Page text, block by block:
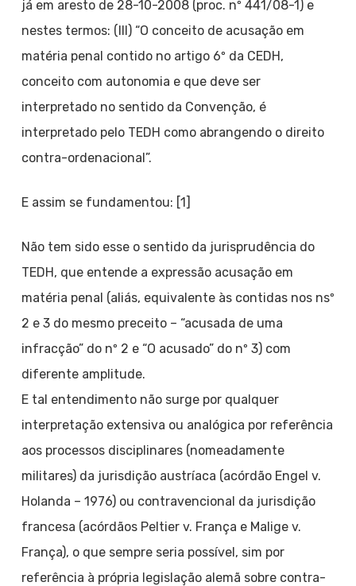
já em aresto de 28-10-2008 (proc. nº 441/08-1) e
nestes termos: (III) “O conceito de acusação em
matéria penal contido no artigo 6º da CEDH,
conceito com autonomia e que deve ser
interpretado no sentido da Convenção, é
interpretado pelo TEDH como abrangendo o direito
contra-ordenacional”.
E assim se fundamentou: [1]
Não tem sido esse o sentido da jurisprudência do
TEDH, que entende a expressão acusação em
matéria penal (aliás, equivalente às contidas nos nsº
2 e 3 do mesmo preceito – “acusada de uma
infracção” do nº 2 e “O acusado” do nº 3) com
diferente amplitude.
E tal entendimento não surge por qualquer
interpretação extensiva ou analógica por referência
aos processos disciplinares (nomeadamente
militares) da jurisdição austríaca (acórdão Engel v.
Holanda – 1976) ou contravencional da jurisdição
francesa (acórdãos Peltier v. França e Malige v.
França), o que sempre seria possível, sim por
referência à própria legislação alemã sobre contra-